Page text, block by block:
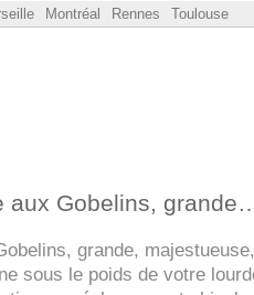
Montréal Rennes Toulouse
aux Gobelins,
grande, majestueuse,
sous le poids de votre